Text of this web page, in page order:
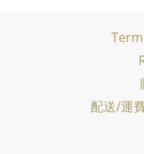
配送/運